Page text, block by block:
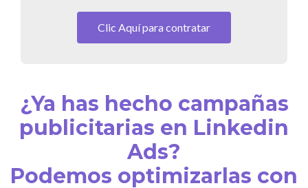
Clic Aquí para contratar
¿Ya has hecho campañas
publicitarias en Linkedin
Ads?
Podemos optimizarlas con